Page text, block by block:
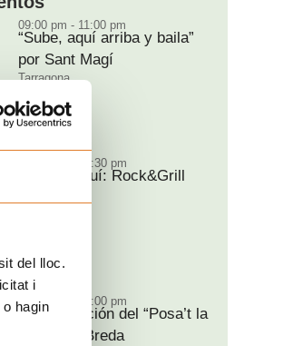
del lloc.
i
hagin
09:00 pm - 11:00 pm
“Sube, aquí arriba y baila”
por Sant Magí
Tarragona
07:00 pm - 10:30 pm
Ya está aquí: Rock&Grill
09:30 am - 02:00 pm
Nueva edición del “Posa’t la
Gorra!” a Breda